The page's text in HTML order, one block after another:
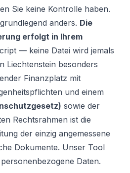
Sie keine Kontrolle haben.
anders. Die
erfolgt in Ihrem
— keine Datei wird jemals
Liechtenstein besonders
Finanzplatz mit
und einem
sowie der
Rechtsrahmen ist die
der einzig angemessene
Dokumente. Unser Tool
Daten.